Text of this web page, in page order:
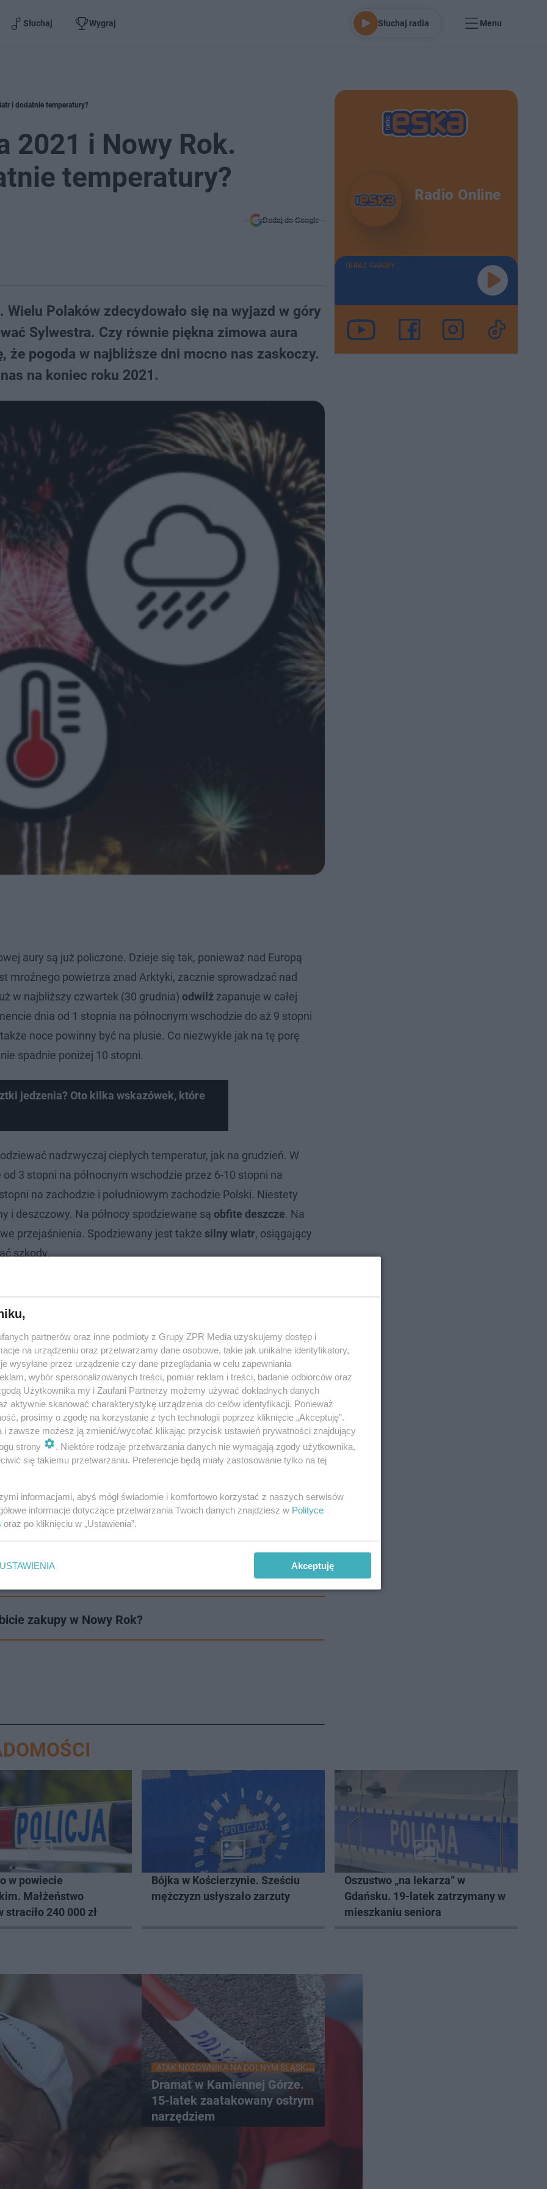
Słuchaj Wygraj Słuchaj radia Menu
i dodatnie temperatury?
2021 i Nowy Rok.
temperatury?
Dodaj do Google
Wielu Polaków zdecydowało się na wyjazd w góry
Sylwestra. Czy równie piękna zimowa aura
że pogoda w najbliższe dni mocno nas zaskoczy.
na koniec roku 2021.
aury są już policzone. Dzieje się tak, ponieważ nad Europą
mroźnego powietrza znad Arktyki, zacznie sprowadzać nad
w najbliższy czwartek (30 grudnia) odwilż zapanuje w całej
dnia od 1 stopnia na północnym wschodzie do aż 9 stopni
noce powinny być na plusie. Co niezwykłe jak na tę porę
spadnie poniżej 10 stopni.
jedzenia? Oto kilka wskazówek, które
nadzwyczaj ciepłych temperatur, jak na grudzień. W
od 3 stopni na północnym wschodzie przez 6-10 stopni na
na zachodzie i południowym zachodzie Polski. Niestety
i deszczowy. Na północy spodziewane są obfite deszcze. Na
przejaśnienia. Spodziewany jest także silny wiatr, osiągający
szkody.
oraz słabymi opadami deszczu na południowym
temperatury od 2-4 stopni na wschodzie do 6-7 stopnina
niż w Sylwestra.
zdarzenia? Napisz do nas na adres
z Waszej okolicy!
zakupy w Nowy Rok?
Radio Online
TERAZ GRAMY
w powiecie
Małżeństwo
straciło 240 000 zł
Bójka w Kościerzynie. Sześciu
mężczyzn usłyszało zarzuty
Oszustwo „na lekarza” w
Gdańsku. 19-latek zatrzymany w
mieszkaniu seniora
ATAK NOŻOWNIKA NA DOLNYM ŚLĄSKU
Dramat w Kamiennej Górze.
15-latek zaatakowany ostrym
narzędziem
partnerów oraz inne podmioty z Grupy ZPR Media uzyskujemy dostęp i
na urządzeniu oraz przetwarzamy dane osobowe, takie jak unikalne identyfikatory,
wysyłane przez urządzenie czy dane przeglądania w celu zapewniania
wybór spersonalizowanych treści, pomiar reklam i treści, badanie odbiorców oraz
Użytkownika my i Zaufani Partnerzy możemy używać dokładnych danych
aktywnie skanować charakterystykę urządzenia do celów identyfikacji. Ponieważ
prosimy o zgodę na korzystanie z tych technologii poprzez kliknięcie „Akceptuję”.
i zawsze możesz ją zmienić/wycofać klikając przycisk ustawień prywatności znajdujący
strony
. Niektóre rodzaje przetwarzania danych nie wymagają zgody użytkownika,
się takiemu przetwarzaniu. Preferencje będą miały zastosowanie tylko na tej
informacjami, abyś mógł świadomie i komfortowo korzystać z naszych serwisów
informacje dotyczące przetwarzania Twoich danych znajdziesz w Polityce
oraz po kliknięciu w „Ustawienia”.
USTAWIENIA Akceptuję